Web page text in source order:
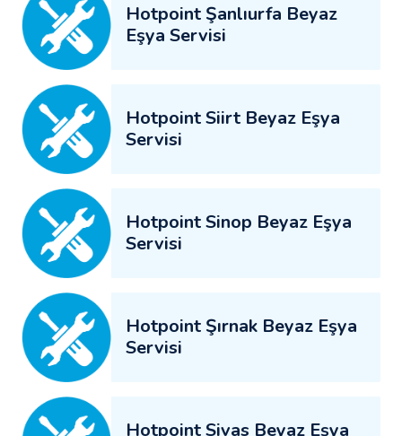
Hotpoint Şanlıurfa Beyaz
Eşya Servisi
Hotpoint Siirt Beyaz Eşya
Servisi
Hotpoint Sinop Beyaz Eşya
Servisi
Hotpoint Şırnak Beyaz Eşya
Servisi
Hotpoint Sivas Beyaz Eşya